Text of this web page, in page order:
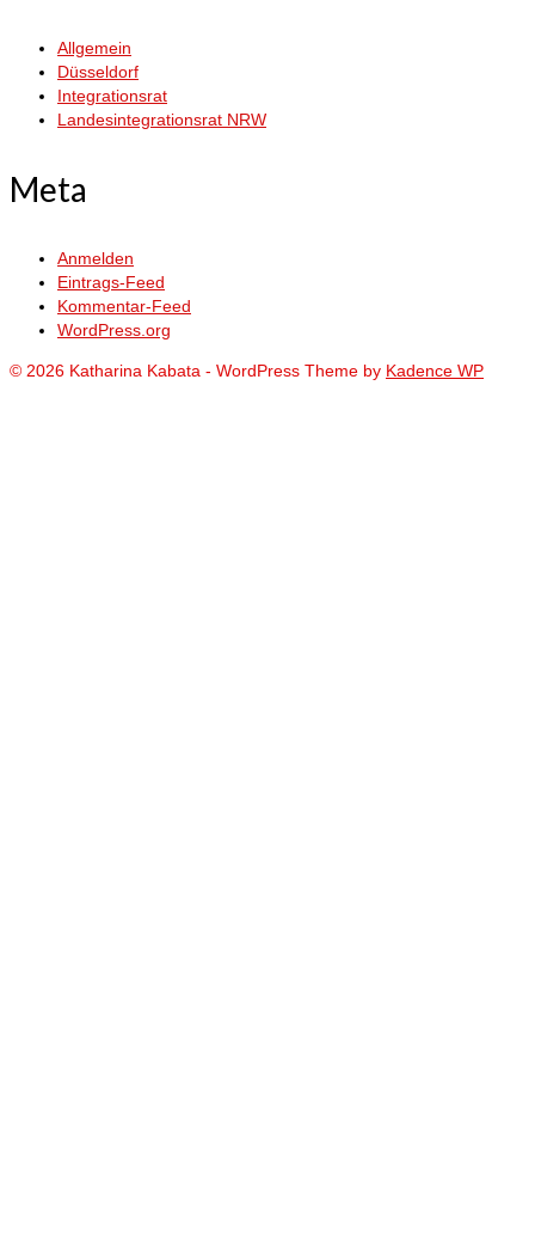
Allgemein
Düsseldorf
Integrationsrat
Landesintegrationsrat NRW
Meta
Anmelden
Eintrags-Feed
Kommentar-Feed
WordPress.org
© 2026 Katharina Kabata - WordPress Theme by Kadence WP